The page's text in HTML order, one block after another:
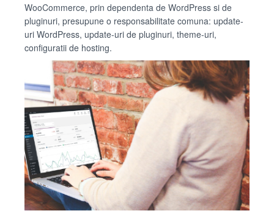
WooCommerce, prin dependenta de WordPress si de
pluginuri, presupune o responsabilitate comuna: update-
uri WordPress, update-uri de pluginuri, theme-uri,
configuratii de hosting.